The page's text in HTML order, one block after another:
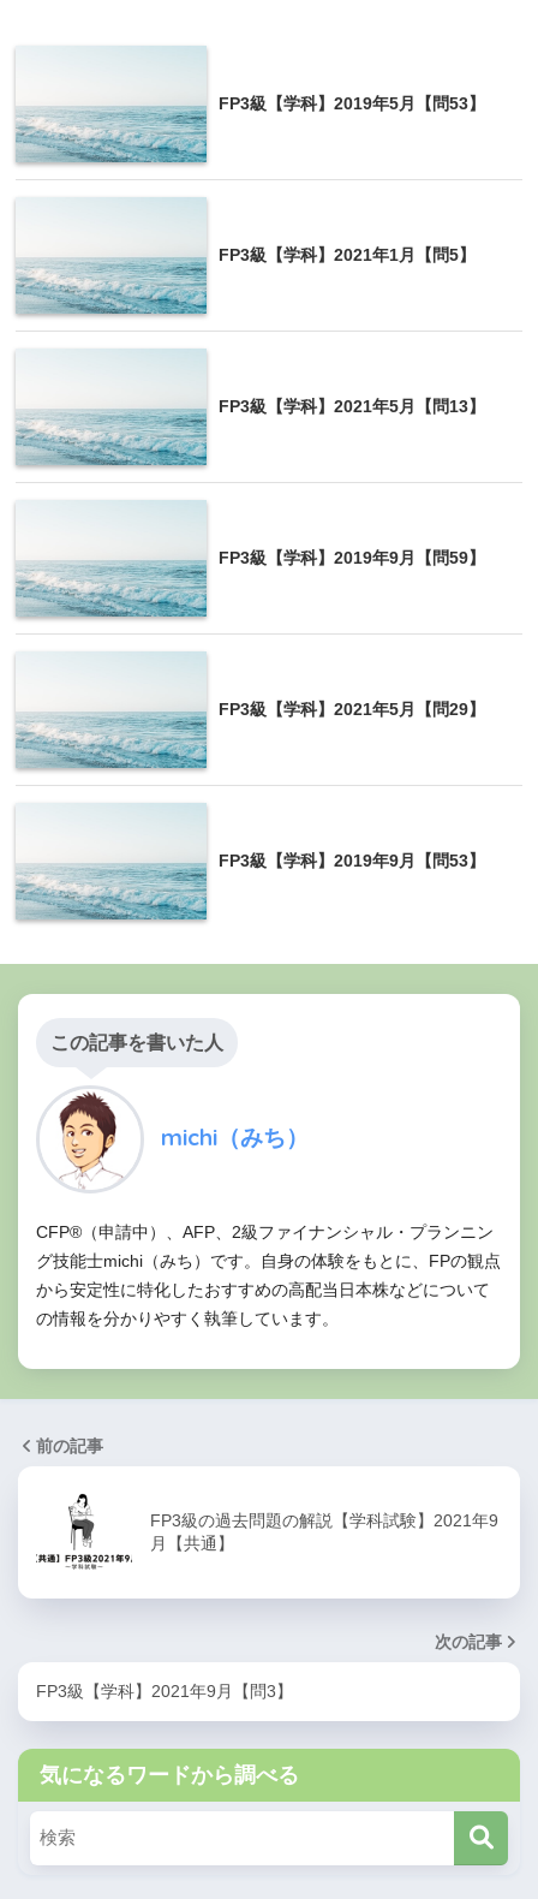
FP3級【学科】2019年5月【問53】
FP3級【学科】2021年1月【問5】
FP3級【学科】2021年5月【問13】
FP3級【学科】2019年9月【問59】
FP3級【学科】2021年5月【問29】
FP3級【学科】2019年9月【問53】
この記事を書いた人
michi（みち）
CFP®（申請中）、AFP、2級ファイナンシャル・プランニン
グ技能士michi（みち）です。自身の体験をもとに、FPの観点
から安定性に特化したおすすめの高配当日本株などについて
の情報を分かりやすく執筆しています。
前の記事
FP3級の過去問題の解説【学科試験】2021年9
月【共通】
次の記事
FP3級【学科】2021年9月【問3】
気になるワードから調べる